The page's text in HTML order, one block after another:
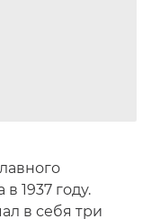
1937 году.
в себя три